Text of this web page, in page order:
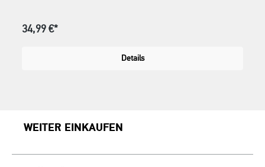
34,99 €*
Details
WEITER EINKAUFEN